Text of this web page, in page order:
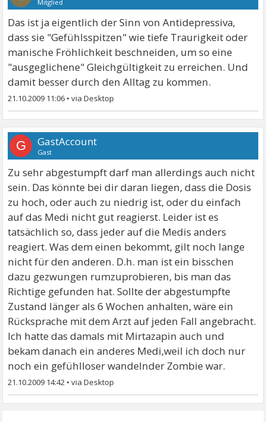
Mitglied
Das ist ja eigentlich der Sinn von Antidepressiva,
dass sie "Gefühlsspitzen" wie tiefe Traurigkeit oder
manische Fröhlichkeit beschneiden, um so eine
"ausgeglichene" Gleichgültigkeit zu erreichen. Und
damit besser durch den Alltag zu kommen.
21.10.2009 11:06 •
G GastAccount
Gast
Zu sehr abgestumpft darf man allerdings auch nicht
sein. Das könnte bei dir daran liegen, dass die Dosis
zu hoch, oder auch zu niedrig ist, oder du einfach
auf das Medi nicht gut reagierst. Leider ist es
tatsächlich so, dass jeder auf die Medis anders
reagiert. Was dem einen bekommt, gilt noch lange
nicht für den anderen. D.h. man ist ein bisschen
dazu gezwungen rumzuprobieren, bis man das
Richtige gefunden hat. Sollte der abgestumpfte
Zustand länger als 6 Wochen anhalten, wäre ein
Rücksprache mit dem Arzt auf jeden Fall angebracht.
Ich hatte das damals mit Mirtazapin auch und
bekam danach ein anderes Medi,weil ich doch nur
noch ein gefühlloser wandelnder Zombie war.
21.10.2009 14:42 •